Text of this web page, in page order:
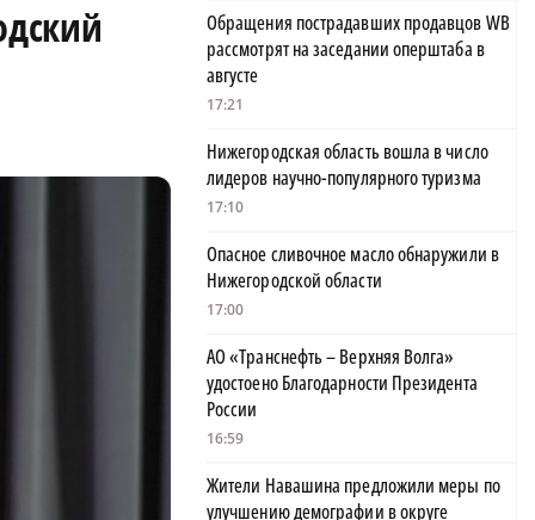
Обращения пострадавших продавцов WB
рассмотрят на заседании оперштаба в
августе
17:21
Нижегородская область вошла в число
лидеров научно-популярного туризма
17:10
Опасное сливочное масло обнаружили в
Нижегородской области
17:00
АО «Транснефть – Верхняя Волга»
удостоено Благодарности Президента
России
16:59
Жители Навашина предложили меры по
улучшению демографии в округе